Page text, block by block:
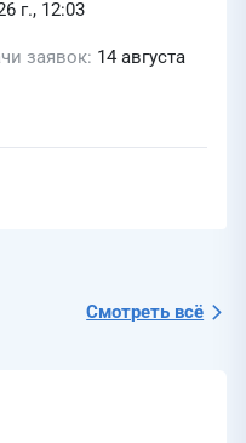
г., 12:03
заявок 14 августа
Смотреть всё